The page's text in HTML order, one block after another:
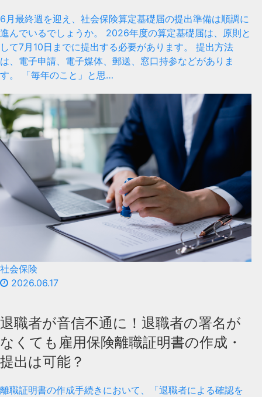
6月最終週を迎え、社会保険算定基礎届の提出準備は順調に
進んでいるでしょうか。 2026年度の算定基礎届は、原則と
して7月10日までに提出する必要があります。 提出方法
は、電子申請、電子媒体、郵送、窓口持参などがありま
す。 「毎年のこと」と思…
社会保険
2026.06.17
退職者が音信不通に！退職者の署名が
なくても雇用保険離職証明書の作成・
提出は可能？
離職証明書の作成手続きにおいて、「退職者による確認を